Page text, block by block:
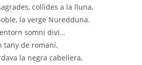
collides a la lluna,
la verge Nuredduna.
somni diví…
tany de romaní,
la negra cabellera,